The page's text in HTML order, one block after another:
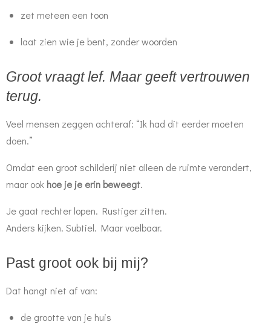
zet meteen een toon
laat zien wie je bent, zonder woorden
Groot vraagt lef. Maar geeft vertrouwen
terug.
Veel mensen zeggen achteraf: “Ik had dit eerder moeten
doen.”
Omdat een groot schilderij niet alleen de ruimte verandert,
maar ook hoe je je erin beweegt.
Je gaat rechter lopen. Rustiger zitten.
Anders kijken. Subtiel. Maar voelbaar.
Past groot ook bij mij?
Dat hangt niet af van:
de grootte van je huis